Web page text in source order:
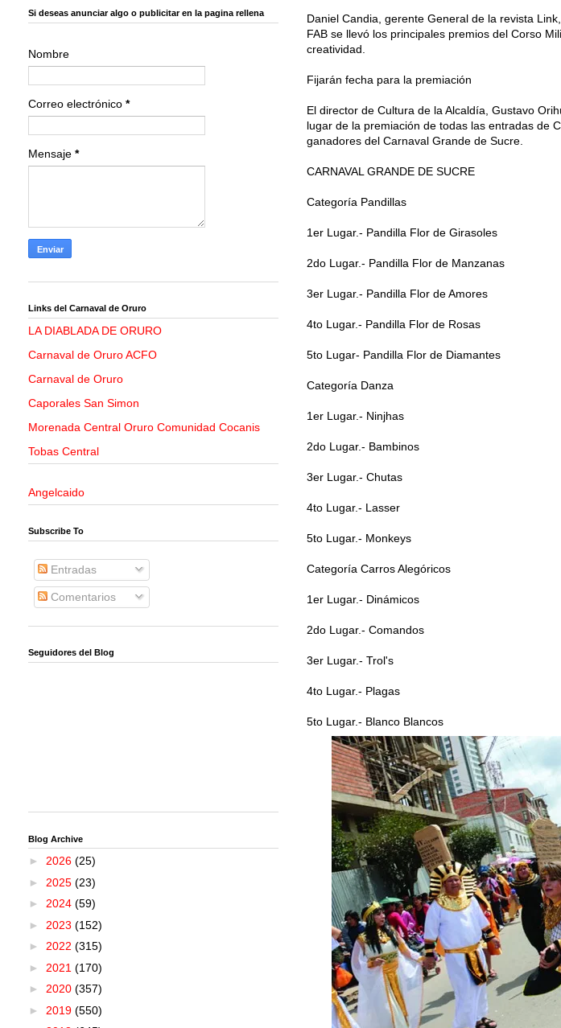
Daniel Candia, gerente General de la revista
FAB se llevó los principales premios del Corso
creatividad.
Fijarán fecha para la premiación
El director de Cultura de la Alcaldía, Gustavo
lugar de la premiación de todas las entradas de
ganadores del Carnaval Grande de Sucre.
CARNAVAL GRANDE DE SUCRE
Categoría Pandillas
1er Lugar.- Pandilla Flor de Girasoles
2do Lugar.- Pandilla Flor de Manzanas
3er Lugar.- Pandilla Flor de Amores
4to Lugar.- Pandilla Flor de Rosas
5to Lugar- Pandilla Flor de Diamantes
Categoría Danza
1er Lugar.- Ninjhas
2do Lugar.- Bambinos
3er Lugar.- Chutas
4to Lugar.- Lasser
5to Lugar.- Monkeys
Categoría Carros Alegóricos
1er Lugar.- Dinámicos
2do Lugar.- Comandos
3er Lugar.- Trol's
4to Lugar.- Plagas
5to Lugar.- Blanco Blancos
Si deseas anunciar algo o publicitar en la pagina rellena
Nombre
Correo electrónico *
Mensaje *
Links del Carnaval de Oruro
LA DIABLADA DE ORURO
Carnaval de Oruro ACFO
Carnaval de Oruro
Caporales San Simon
Morenada Central Oruro Comunidad Cocanis
Tobas Central
Angelcaido
Subscribe To
Entradas
Comentarios
Seguidores del Blog
Blog Archive
► 2026 (25)
► 2025 (23)
► 2024 (59)
► 2023 (152)
► 2022 (315)
► 2021 (170)
► 2020 (357)
► 2019 (550)